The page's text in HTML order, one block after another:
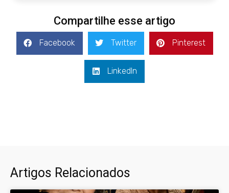
Compartilhe esse artigo
Facebook Twitter Pinterest
LinkedIn
Artigos Relacionados